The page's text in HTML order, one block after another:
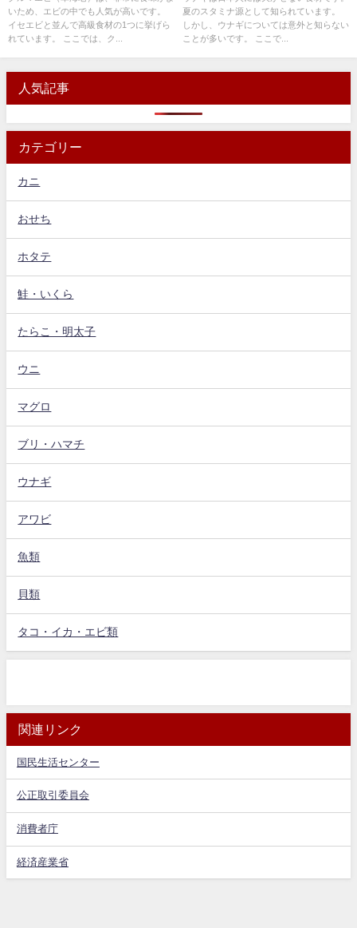
いため、エビの中でも人気が高いです。
イセエビと並んで高級食材の1つに挙げら
れています。 ここでは、ク...
夏のスタミナ源として知られています。
しかし、ウナギについては意外と知らない
ことが多いです。 ここで...
人気記事
カテゴリー
カニ
おせち
ホタテ
鮭・いくら
たらこ・明太子
ウニ
マグロ
ブリ・ハマチ
ウナギ
アワビ
魚類
貝類
タコ・イカ・エビ類
関連リンク
国民生活センター
公正取引委員会
消費者庁
経済産業省